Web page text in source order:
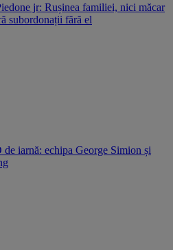
jr: Rușinea familiei, nici măcar
subordonații fără el
iarnă: echipa George Simion și